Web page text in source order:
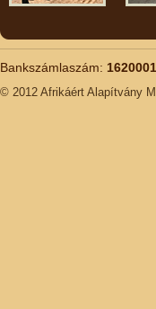
Bankszámlaszám:
© 2012 Afrikáért Alapítvány